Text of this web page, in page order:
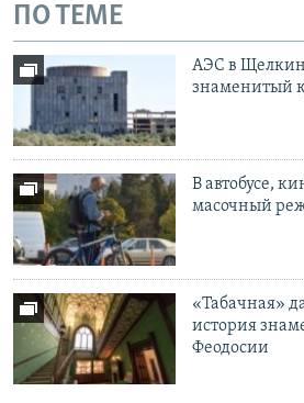
ПО ТЕМЕ
АЭС в
знаменитый
В автобусе,
масочный
«Табачная»
история
Феодосии